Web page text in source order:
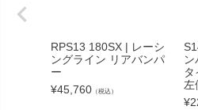
RPS13 180SX | レーシ
ングライン リアバンパ
ー
¥45,760 （税込）
左
¥